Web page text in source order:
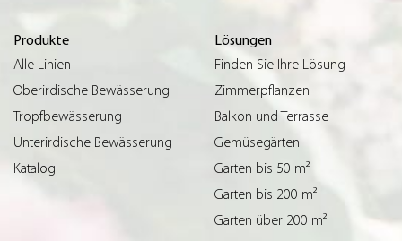
Produkte
Alle Linien
Oberirdische Bewässerung
Tropfbewässerung
Unterirdische Bewässerung
Katalog
Lösungen
Finden Sie Ihre Lösung
Zimmerpflanzen
Balkon und Terrasse
Gemüsegärten
Garten bis 50 m²
Garten bis 200 m²
Garten über 200 m²